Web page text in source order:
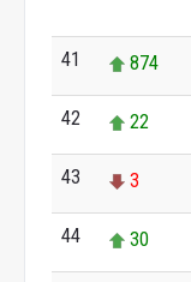
41 874
42 22
43 3
44 30